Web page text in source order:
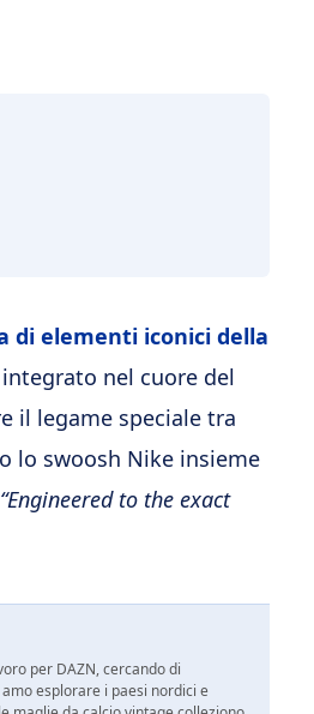
di elementi iconici della
nel cuore del
il legame speciale tra
lo swoosh Nike insieme
“Engineered to the exact
per DAZN, cercando di
esplorare i paesi nordici e